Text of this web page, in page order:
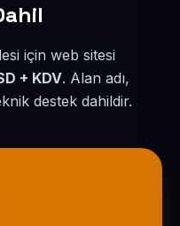
için web sitesi
+ KDV. Alan adı,
destek dahildir.